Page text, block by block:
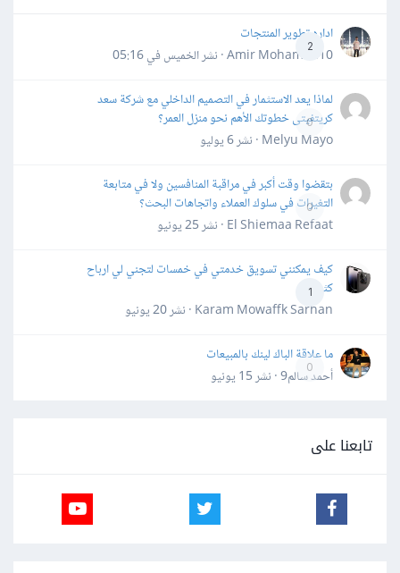
2
اداره تطوير المنتجات
Amir Mohamed10 · نشر
الخميس في 05:16
0
لماذا يعد الاستثمار في التصميم الداخلي مع شركة سعد
كريتفيتى خطوتك الأهم نحو منزل العمر؟
Melyu Mayo · نشر
6 يوليو
0
بتقضوا وقت أكبر في مراقبة المنافسين ولا في متابعة
التغيرات في سلوك العملاء واتجاهات البحث؟
El Shiemaa Refaat · نشر
25 يونيو
1
كيف يمكنني تسويق خدمتي في خمسات لتجني لي ارباح
كثيرة
Karam Mowaffk Sarhan · نشر
20 يونيو
0
ما علاقة الباك لينك بالمبيعات
أحمد سالم9 · نشر
15 يونيو
تابعنا على